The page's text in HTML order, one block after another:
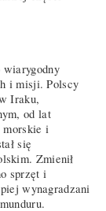
wiarygodny
i misji. Polscy
Iraku,
od lat
morskie i
się
Zmienił
sprzęt i
wynagradzani